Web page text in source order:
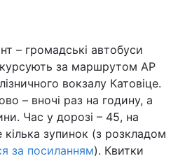
– громадські автобуси
за маршрутом AP
вокзалу Катовіце.
– вночі раз на годину, а
Час у дорозі – 45, на
зупинок (з розкладом
за посиланням). Квитки